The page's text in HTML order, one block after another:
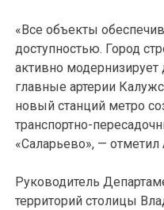
«Все объекты
доступностью. Город
активно
главные артерии
новый станций метро
транспортно-
«Саларьево», — отметил
Руководитель
территорий столицы